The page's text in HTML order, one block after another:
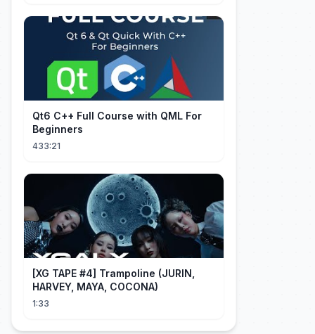
Qt6 C++ Full Course with QML For
Beginners
433:21
[XG TAPE #4] Trampoline (JURIN,
HARVEY, MAYA, COCONA)
1:33